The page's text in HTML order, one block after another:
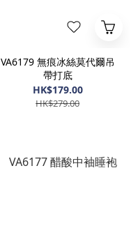
VA6179 無痕冰絲莫代爾吊
帶打底
HK$179.00
HK$279.00